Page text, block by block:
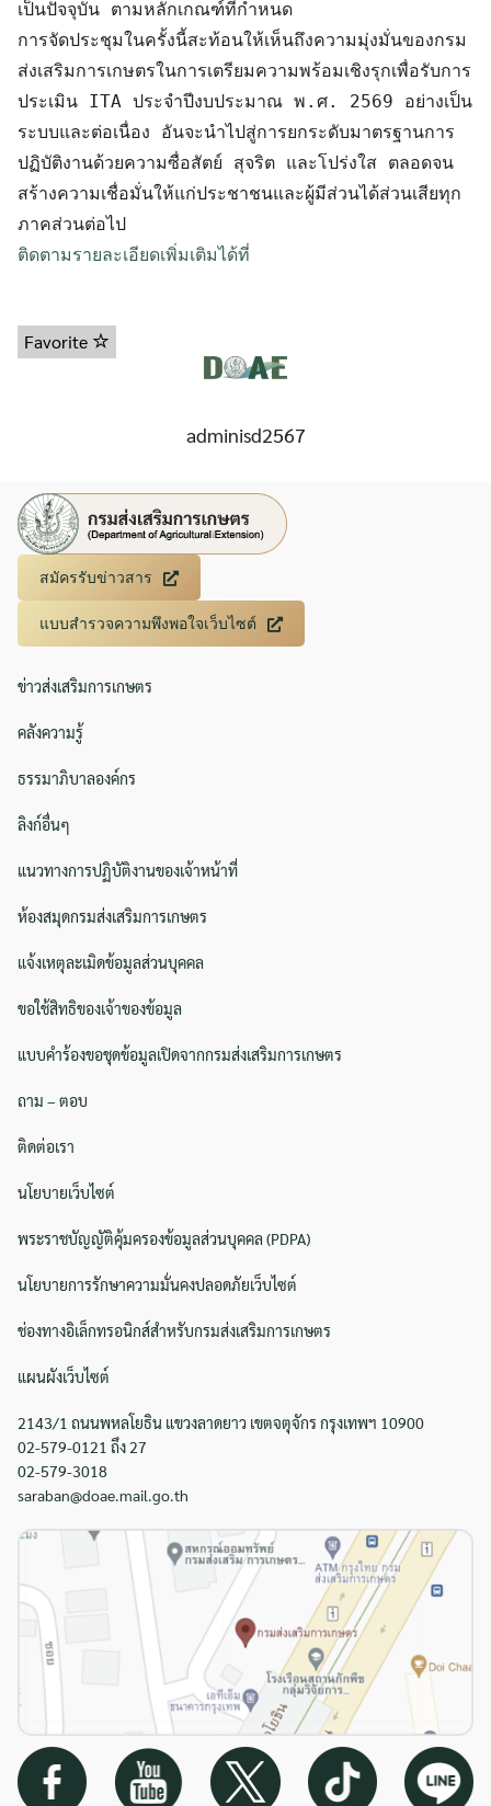
for:
Search
เป็นปัจจุบัน ตามหลักเกณฑ์ที่กำหนด
การจัดประชุมในครั้งนี้สะท้อนให้เห็นถึงความมุ่งมั่นของกรม
ส่งเสริมการเกษตรในการเตรียมความพร้อมเชิงรุกเพื่อรับการ
ประเมิน ITA ประจำปีงบประมาณ พ.ศ. 2569 อย่างเป็น
ระบบและต่อเนื่อง อันจะนำไปสู่การยกระดับมาตรฐานการ
ปฏิบัติงานด้วยความซื่อสัตย์ สุจริต และโปร่งใส ตลอดจน
สร้างความเชื่อมั่นให้แก่ประชาชนและผู้มีส่วนได้ส่วนเสียทุก
ติดตามรายละเอียดเพิ่มเติมได้ที่
Favorite
adminisd2567
สมัครรับข่าวสาร
แบบสำรวจความพึงพอใจเว็บไซต์
ข่าวส่งเสริมการเกษตร
คลังความรู้
ธรรมาภิบาลองค์กร
ลิงก์อื่นๆ
แนวทางการปฏิบัติงานของเจ้าหน้าที่
ห้องสมุดกรมส่งเสริมการเกษตร
แจ้งเหตุละเมิดข้อมูลส่วนบุคคล
ขอใช้สิทธิของเจ้าของข้อมูล
แบบคำร้องขอชุดข้อมูลเปิดจากกรมส่งเสริมการเกษตร
ถาม – ตอบ
ติดต่อเรา
นโยบายเว็บไซต์
พระราชบัญญัติคุ้มครองข้อมูลส่วนบุคคล (PDPA)
นโยบายการรักษาความมั่นคงปลอดภัยเว็บไซต์
ช่องทางอิเล็กทรอนิกส์สำหรับกรมส่งเสริมการเกษตร
แผนผังเว็บไซต์
2143/1 ถนนพหลโยธิน แขวงลาดยาว เขตจตุจักร กรุงเทพฯ 10900
02-579-0121 ถึง 27
02-579-3018
saraban@doae.mail.go.th